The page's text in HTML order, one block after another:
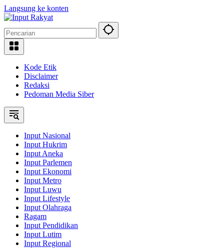
Langsung ke konten
Kode Etik
Disclaimer
Redaksi
Pedoman Media Siber
Input Nasional
Input Hukrim
Input Aneka
Input Parlemen
Input Ekonomi
Input Metro
Input Luwu
Input Lifestyle
Input Olahraga
Ragam
Input Pendidikan
Input Lutim
Input Regional